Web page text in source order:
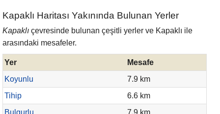
Kapaklı Haritası Yakınında Bulunan Yerler
Kapaklı çevresinde bulunan çeşitli yerler ve Kapaklı ile
arasındaki mesafeler.
Yer
Mesafe
Koyunlu
7.9 km
Tihip
6.6 km
Bulgurlu
7.9 km